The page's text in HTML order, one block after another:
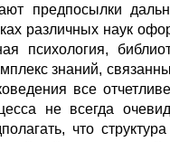
предпосылки
различных наук
психология,
знаний,
все
не всегда
что